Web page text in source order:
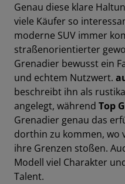
Genau diese klare
viele Käufer so
moderne SUV immer
straßenorientierter
Grenadier bewusst ein
und echtem Nutzwert.
beschreibt ihn als
angelegt, während Top
Grenadier genau das
dorthin zu kommen, wo
ihre Grenzen stoßen.
Modell viel Charakter
Talent.